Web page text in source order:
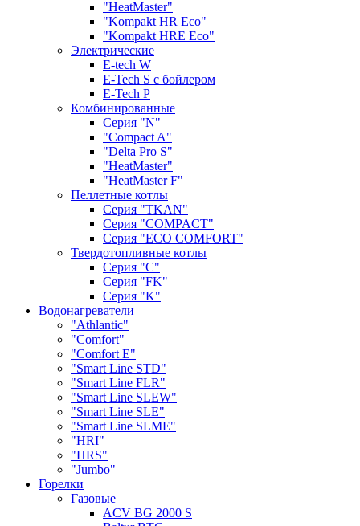
"HeatMaster"
"Kompakt HR Eco"
"Kompakt HRE Eco"
Электрические
E-tech W
E-Tech S с бойлером
E-Tech P
Комбинированные
Серия "N"
"Compact A"
"Delta Pro S"
"HeatMaster"
"HeatMaster F"
Пеллетные котлы
Cерия "TKAN"
Cерия "COMPACT"
Серия "ECO COMFORT"
Твердотопливные котлы
Серия "C"
Серия "FK"
Серия "K"
Водонагреватели
"Athlantic"
"Comfort"
"Comfort E"
"Smart Line STD"
"Smart Line FLR"
"Smart Line SLEW"
"Smart Line SLE"
"Smart Line SLME"
"HRI"
"HRS"
"Jumbo"
Горелки
Газовые
ACV BG 2000 S